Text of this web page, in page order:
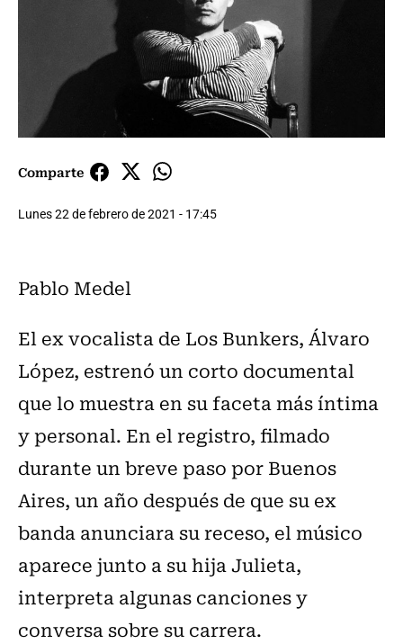
Comparte
Lunes 22 de febrero de 2021 - 17:45
Pablo Medel
El ex vocalista de Los Bunkers, Álvaro
López, estrenó un corto documental
que lo muestra en su faceta más íntima
y personal. En el registro, filmado
durante un breve paso por Buenos
Aires, un año después de que su ex
banda anunciara su receso, el músico
aparece junto a su hija Julieta,
interpreta algunas canciones y
conversa sobre su carrera.